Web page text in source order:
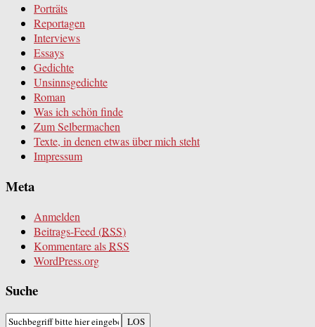
Porträts
Reportagen
Interviews
Essays
Gedichte
Unsinnsgedichte
Roman
Was ich schön finde
Zum Selbermachen
Texte, in denen etwas über mich steht
Impressum
Meta
Anmelden
Beitrags-Feed (RSS)
Kommentare alsRSS
WordPress.org
Suche